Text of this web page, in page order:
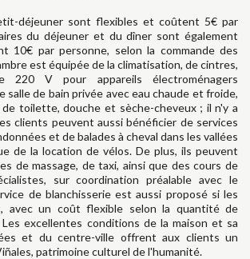
déjeuner sont flexibles et coûtent 5€ par
du déjeuner et du dîner sont également
10€ par personne, selon la commande des
est équipée de la climatisation, de cintres,
220 V pour appareils électroménagers
salle de bain privée avec eau chaude et froide,
toilette, douche et sèche-cheveux ; il n'y a
clients peuvent aussi bénéficier de services
et de balades à cheval dans les vallées
de la location de vélos. De plus, ils peuvent
de massage, de taxi, ainsi que des cours de
sur coordination préalable avec le
de blanchisserie est aussi proposé si les
avec un coût flexible selon la quantité de
excellentes conditions de la maison et sa
et du centre-ville offrent aux clients un
patrimoine culturel de l'humanité.